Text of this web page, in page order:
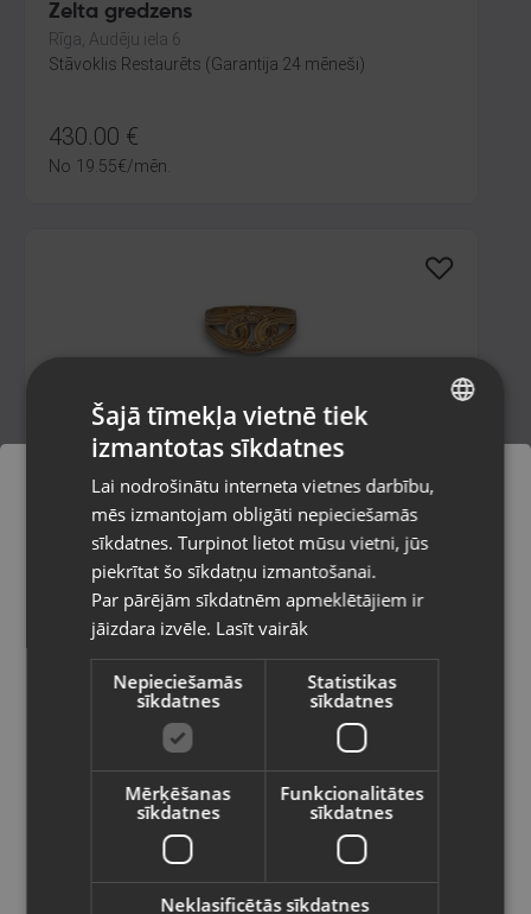
Zelta gredzens
Rīga, Audēju iela 6
Stāvoklis Restaurēts (Garantija 24 mēneši)
430.00 €
No 19.55€/mēn.
Zelta gredzens
Rīga, Ieriķu iela 3
Stāvoklis Restaurēts (Garantija 24 mēneši)
298.00€
€ /mēn.
Zelta gredzens
Pasūtījumi tiks piegādāti uz
izvēlēto valsti
Vietnes saturs būs attēlots izvēlētajā
valodā
Valsts
Latviešu / Latvian
RUSSIAN
Šajā tīmekļa vietnē tiek
izmantotas sīkdatnes
Lai nodrošinātu interneta vietnes darbību,
mēs izmantojam obligāti nepieciešamās
sīkdatnes. Turpinot lietot mūsu vietni, jūs
piekrītat šo sīkdatņu izmantošanai.
Par pārējām sīkdatnēm apmeklētājiem ir
jāizdara izvēle. Lasīt vairāk
Nepieciešamās
sīkdatnes
Statistikas
sīkdatnes
Mērķēšanas
sīkdatnes
Funkcionalitātes
sīkdatnes
Neklasificētās sīkdatnes